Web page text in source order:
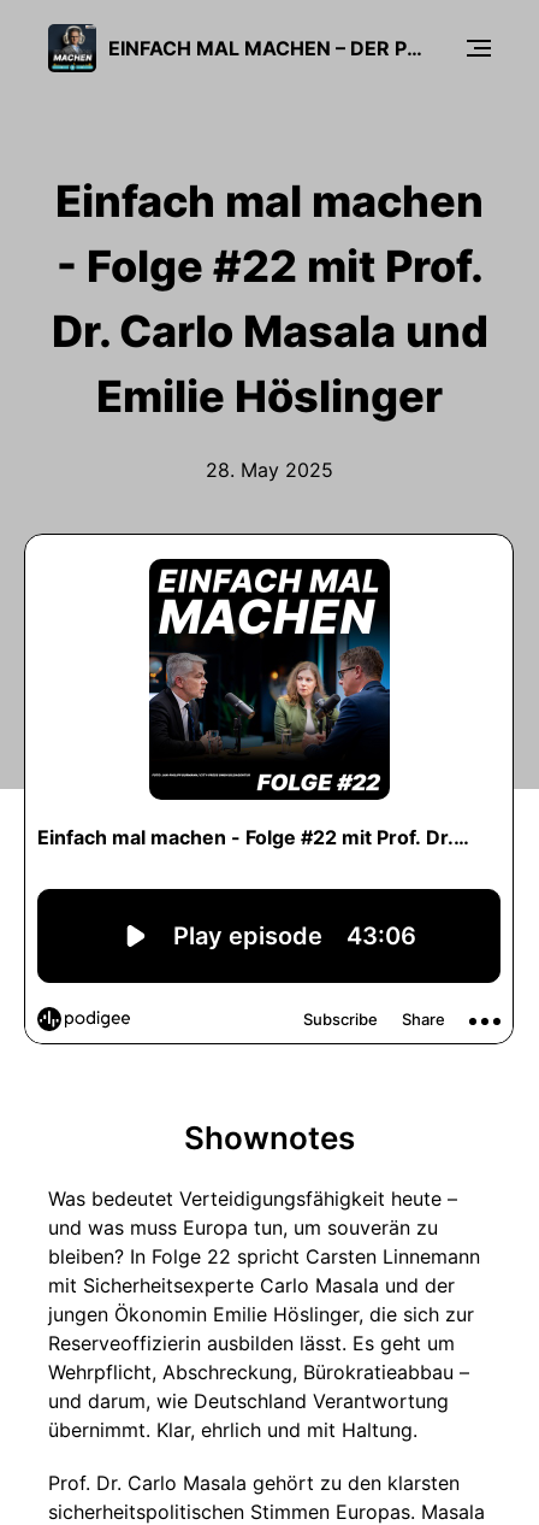
EINFACH MAL MACHEN – DER PODCAST MIT CARSTEN LINNEMANN
Einfach mal machen
- Folge #22 mit Prof.
Dr. Carlo Masala und
Emilie Höslinger
28. May 2025
Shownotes
Was bedeutet Verteidigungsfähigkeit heute –
und was muss Europa tun, um souverän zu
bleiben? In Folge 22 spricht Carsten Linnemann
mit Sicherheitsexperte Carlo Masala und der
jungen Ökonomin Emilie Höslinger, die sich zur
Reserveoffizierin ausbilden lässt. Es geht um
Wehrpflicht, Abschreckung, Bürokratieabbau –
und darum, wie Deutschland Verantwortung
übernimmt. Klar, ehrlich und mit Haltung.
Prof. Dr. Carlo Masala gehört zu den klarsten
sicherheitspolitischen Stimmen Europas. Masala